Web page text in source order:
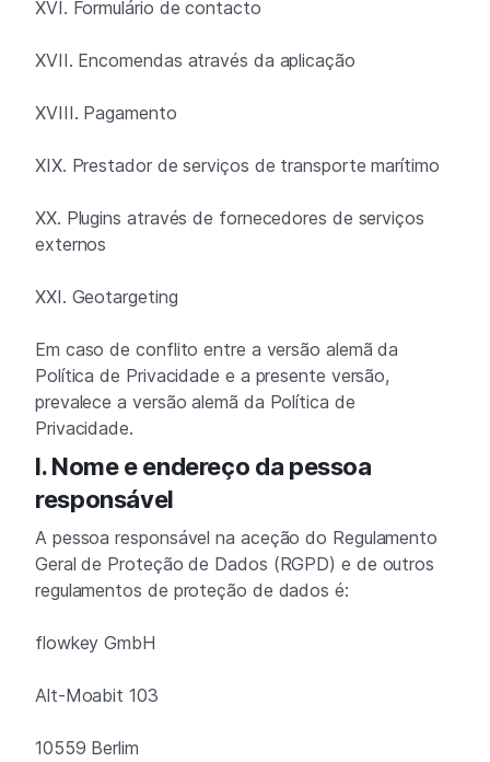
XVI. Formulário de contacto
XVII. Encomendas através da aplicação
XVIII. Pagamento
XIX. Prestador de serviços de transporte marítimo
XX. Plugins através de fornecedores de serviços
externos
XXI. Geotargeting
Em caso de conflito entre a versão alemã da
Política de Privacidade e a presente versão,
prevalece a versão alemã da Política de
Privacidade.
I. Nome e endereço da pessoa
responsável
A pessoa responsável na aceção do Regulamento
Geral de Proteção de Dados (RGPD) e de outros
regulamentos de proteção de dados é:
flowkey GmbH
Alt-Moabit 103
10559 Berlim